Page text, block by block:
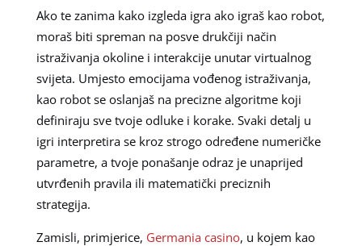
Ako te zanima kako izgleda igra ako igraš kao robot,
moraš biti spreman na posve drukčiji način
istraživanja okoline i interakcije unutar virtualnog
svijeta. Umjesto emocijama vođenog istraživanja,
kao robot se oslanjaš na precizne algoritme koji
definiraju sve tvoje odluke i korake. Svaki detalj u
igri interpretira se kroz strogo određene numeričke
parametre, a tvoje ponašanje odraz je unaprijed
utvrđenih pravila ili matematički preciznih
strategija.
Zamisli, primjerice, Germania casino, u kojem kao